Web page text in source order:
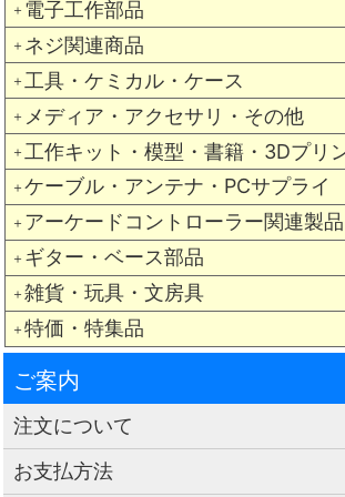
＋ 電子工作部品
＋ ネジ関連商品
＋ 工具・ケミカル・ケース
＋ メディア・アクセサリ・その他
＋ 工作キット・模型・書籍・3Dプリ
＋ ケーブル・アンテナ・PCサプライ
＋ アーケードコントローラー関連製品
＋ ギター・ベース部品
＋ 雑貨・玩具・文房具
＋ 特価・特集品
ご案内
注文について
お支払方法